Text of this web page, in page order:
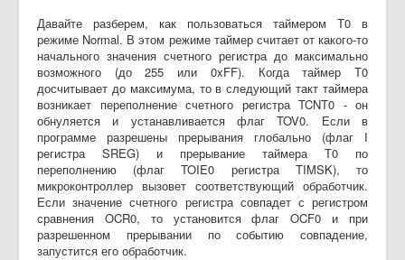
Давайте разберем, как пользоваться таймером Т0 в
режиме Normal. В этом режиме таймер считает от какого-то
начального значения счетного регистра до максимально
возможного (до 255 или 0xFF). Когда таймер Т0
досчитывает до максимума, то в следующий такт таймера
возникает переполнение счетного регистра TCNT0 - он
обнуляется и устанавливается флаг TOV0. Если в
программе разрешены прерывания глобально (флаг I
регистра SREG) и прерывание таймера Т0 по
переполнению (флаг TOIE0 регистра TIMSK), то
микроконтроллер вызовет соответствующий обработчик.
Если значение счетного регистра совпадет с регистром
сравнения OCR0, то установится флаг OCF0 и при
разрешенном прерывании по событию совпадение,
запустится его обработчик.